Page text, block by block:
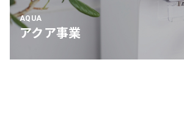
AQUA
アクア事業